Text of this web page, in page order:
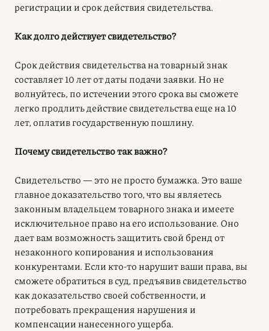
регистрации и срок действия свидетельства.
Как долго действует свидетельство?
Срок действия свидетельства на товарный знак
составляет 10 лет от даты подачи заявки. Но не
волнуйтесь, по истечении этого срока вы сможете
легко продлить действие свидетельства еще на 10
лет, оплатив государственную пошлину.
Почему свидетельство так важно?
Свидетельство — это не просто бумажка. Это ваше
главное доказательство того, что вы являетесь
законным владельцем товарного знака и имеете
исключительное право на его использование. Оно
дает вам возможность защитить свой бренд от
незаконного копирования и использования
конкурентами. Если кто-то нарушит ваши права, вы
сможете обратиться в суд, предъявив свидетельство
как доказательство своей собственности, и
потребовать прекращения нарушения и
компенсации нанесенного ущерба.